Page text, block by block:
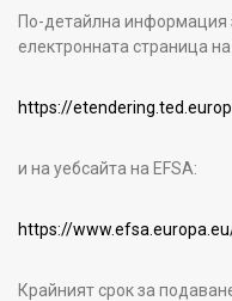
По-детайлна информация
електронната страница
https://
и на уебсайта на EFSA:
https://
Крайният срок за